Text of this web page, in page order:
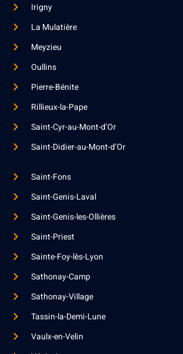
Irigny
La Mulatière
Meyzieu
Oullins
Pierre-Bénite
Rillieux-la-Pape
Saint-Cyr-au-Mont-d’Or
Saint-Didier-au-Mont-d’Or
Saint-Fons
Saint-Genis-Laval
Saint-Genis-les-Ollières
Saint-Priest
Sainte-Foy-lès-Lyon
Sathonay-Camp
Sathonay-Village
Tassin-la-Demi-Lune
Vaulx-en-Velin